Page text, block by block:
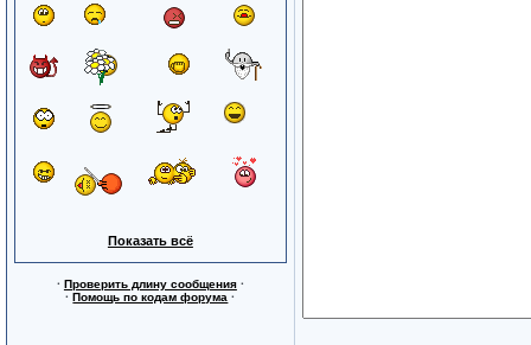
Показать всё
· Проверить длину сообщения·
·Помощь по кодам форума ·